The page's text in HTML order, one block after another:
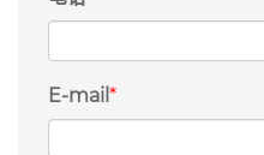
E-mail *